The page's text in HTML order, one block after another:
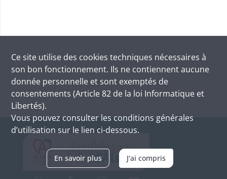
Ce site utilise des cookies techniques nécessaires à
son bon fonctionnement. Ils ne contiennent aucune
donnée personnelle et sont exemptés de
consentements (Article 82 de la loi Informatique et
Libertés).
Vous pouvez consulter les conditions générales
d’utilisation sur le lien ci-dessous.
En savoir plus J'ai compris